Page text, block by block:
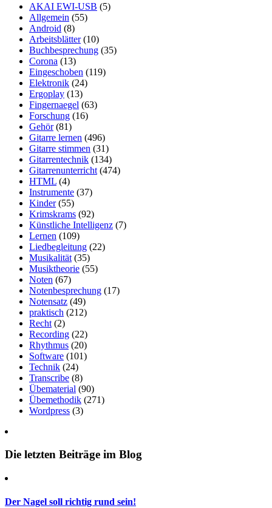
AKAI EWI-USB (5)
Allgemein (55)
Android (8)
Arbeitsblätter(10)
Buchbesprechung (35)
Corona (13)
Eingeschoben (119)
Elektronik (24)
Ergoplay (13)
Fingernaegel (63)
Forschung (16)
Gehör(81)
Gitarre lernen (496)
Gitarre stimmen (31)
Gitarrentechnik (134)
Gitarrenunterricht (474)
HTML (4)
Instrumente (37)
Kinder(55)
Krimskrams (92)
Künstliche Intelligenz (7)
Lernen (109)
Liedbegleitung (22)
Musikalität (35)
Musiktheorie (55)
Noten (67)
Notenbesprechung (17)
Notensatz (49)
praktisch (212)
Recht (2)
Recording (22)
Rhythmus (20)
Software (101)
Technik (24)
Transcribe (8)
Übematerial (90)
Übemethodik (271)
Wordpress (3)
Die letzten Beiträge im Blog
Der Nagel soll richtig rund sein!